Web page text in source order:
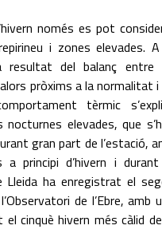
només es pot
i zones elevades.
del balanç entre
pròxims a la normalitat i
tèrmic
elevades, que
gran part de l’estació,
a principi d’hivern i
ha enregistrat el
de l’Ebre, amb
cinquè hivern més càlid